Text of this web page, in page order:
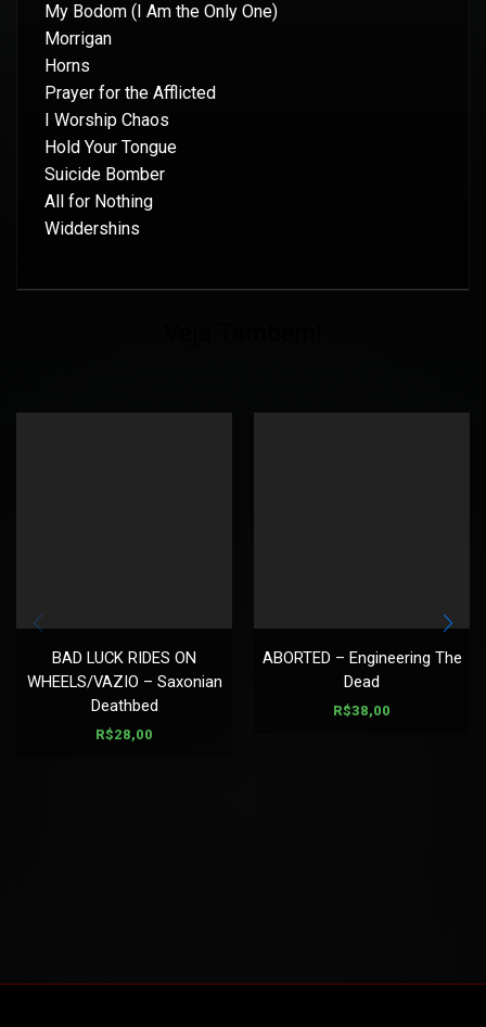
My Bodom (I Am the Only One)
Morrigan
Horns
Prayer for the Afflicted
I Worship Chaos
Hold Your Tongue
Suicide Bomber
All for Nothing
Widdershins
BAD LUCK RIDES ON
WHEELS/VAZIO – Saxonian
Deathbed
R$28,00
ABORTED – Engineering The
Dead
R$38,00